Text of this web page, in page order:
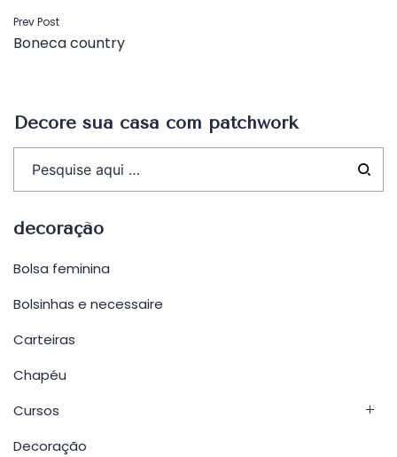
Navegação
de
Prev Post
Boneca country
Decore sua casa com patchwork
decoração
Bolsa feminina
Bolsinhas e necessaire
Carteiras
Chapéu
Cursos
Decoração